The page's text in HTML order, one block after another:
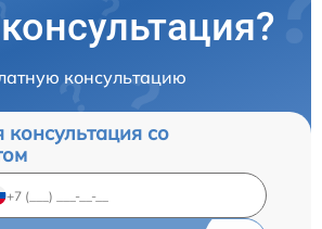
консультацию
консультация со